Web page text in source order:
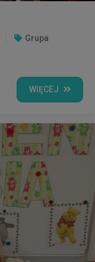
Grupa
WIĘCEJ